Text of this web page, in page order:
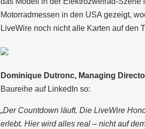
Motorradmessen in den USA gezeigt,
LiveWire noch nicht alle Karten auf den
Dominique Dutronc, Managing
Baureihe auf LinkedIn so:
„Der Countdown läuft. Die LiveWire
erlebt. Hier wird alles real – nicht auf